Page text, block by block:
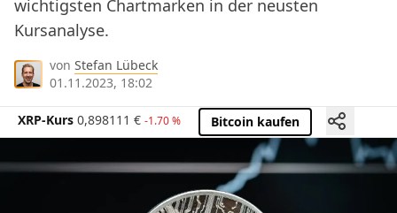
wichtigsten Chartmarken in der neusten
Kursanalyse.
von Stefan Lübeck
01.11.2023, 18:02
XRP-Kurs 0,898111 € -1.70 % Bitcoin kaufen